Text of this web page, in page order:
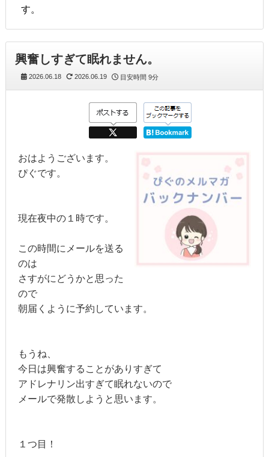
す。
興奮しすぎて眠れません。
2026.06.18 2026.06.19 目安時間 9分
おはようございます。
ぴぐです。
現在夜中の１時です。
この時間にメールを送る
のは
さすがにどうかと思った
ので
朝届くように予約しています。
もうね、
今日は興奮することがありすぎて
アドレナリン出すぎて眠れないので
メールで発散しようと思います。
１つ目！